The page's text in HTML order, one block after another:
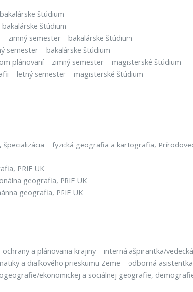
štúdium
štúdium
zimný semester – bakalárske štúdium
semester – bakalárske štúdium
plánovaní – zimný semester – magisterské štúdium
– letný semester – magisterské štúdium
– fyzická geografia a kartografia,
PRIF UK
geografia, PRIF UK
geografia, PRIF UK
a plánovania krajiny – interná ašpirantka/
a diaľkového prieskumu Zeme – odborná asistentka
ekonomickej a sociálnej geografie,